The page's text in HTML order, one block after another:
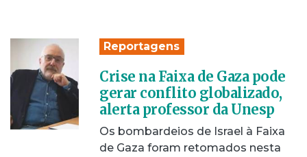
Reportagens
Crise na Faixa de Gaza pode
gerar conflito globalizado,
alerta professor da Unesp
Os bombardeios de Israel à Faixa
de Gaza foram retomados nesta